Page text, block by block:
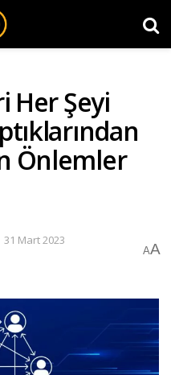
Her Şeyi
Önlemler
31 Mart 2023
AA